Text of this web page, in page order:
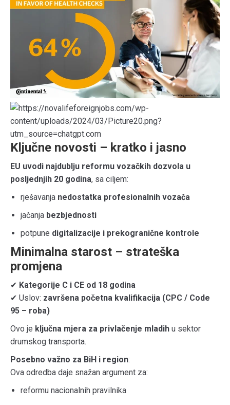
Ključne novosti – kratko i jasno
EU uvodi najdublju reformu vozačkih dozvola u
posljednjih 20 godina, sa ciljem:
rješavanja nedostatka profesionalnih vozača
jačanja bezbjednosti
potpune digitalizacije i prekogranične kontrole
Minimalna starost – strateška
promjena
✔ Kategorije C i CE od 18 godina
✔ Uslov: završena početna kvalifikacija (CPC / Code
95 – roba)
Ovo je ključna mjera za privlačenje mladih u sektor
drumskog transporta.
Posebno važno za BiH i region:
Ova odredba daje snažan argument za:
reformu nacionalnih pravilnika